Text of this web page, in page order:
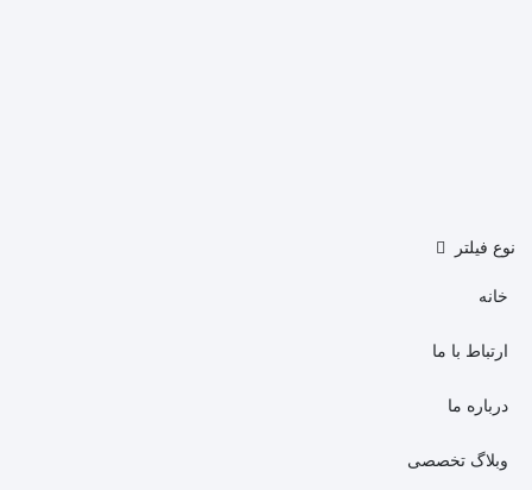
نوع فیلتر
خانه
ارتباط با ما
درباره ما
وبلاگ تخصصی